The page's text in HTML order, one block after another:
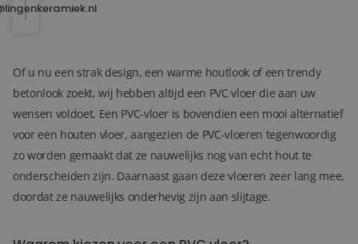
Of u nu een strak design, een warme houtlook of een trendy
betonlook zoekt, wij hebben altijd een PVC vloer die aan uw
wensen voldoet. Een PVC-vloer is bovendien een mooi alternatief
voor een houten vloer, aangezien de PVC-vloeren tegenwoordig
zo worden gemaakt dat ze nauwelijks nog van echt hout te
onderscheiden zijn. Daarnaast gaan deze vloeren zeer lang mee,
doordat ze nauwelijks onderhevig zijn aan slijtage.